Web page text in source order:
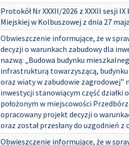
Protokół Nr XXXII/2026 z XXXII sesji IX
Miejskiej w Kolbuszowej z dnia 27
Obwieszczenie informujące, że w
decyzji o warunkach zabudowy dla
nazwą: „Budowa budynku
infrastrukturą towarzyszącą,
oraz wiaty w zabudowie zagrodowej”
inwestycji stanowiącym część działki
położonym w miejscowości
opracowany projekt decyzji o
oraz został przesłany do uzgodnień z
Obwieszczenie informujące, że w